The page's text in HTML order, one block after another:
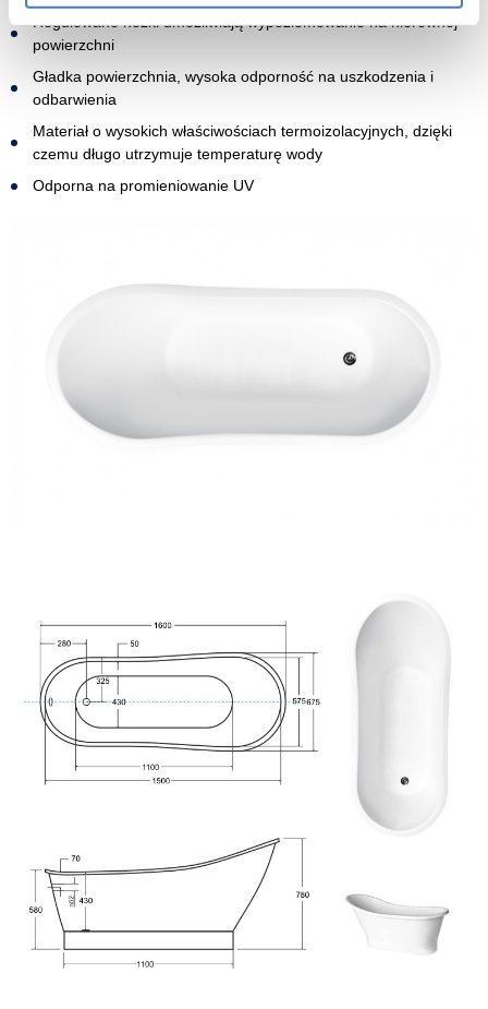
Regulowane nóżki umożliwiają wypoziomowanie na nierównej
powierzchni
Gładka powierzchnia, wysoka odporność na uszkodzenia i
odbarwienia
Materiał o wysokich właściwościach termoizolacyjnych, dzięki
czemu długo utrzymuje temperaturę wody
Odporna na promieniowanie UV